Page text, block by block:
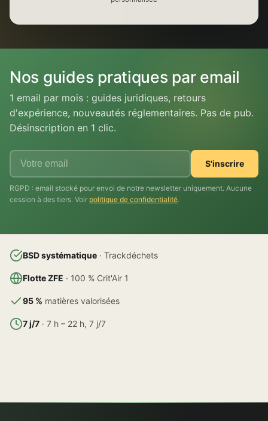
Nos guides pratiques par email
1 email par mois : guides juridiques, retours
d'expérience, nouveautés réglementaires. Pas de pub.
Désinscription en 1 clic.
S'inscrire
RGPD : email stocké pour envoi de notre newsletter uniquement. Aucune
cession à des tiers. Voir politique de confidentialité.
BSD systématique · Trackdéchets
Flotte ZFE · 100 % Crit'Air 1
95 % matières valorisées
7 j/7 · 7 h – 22 h, 7 j/7